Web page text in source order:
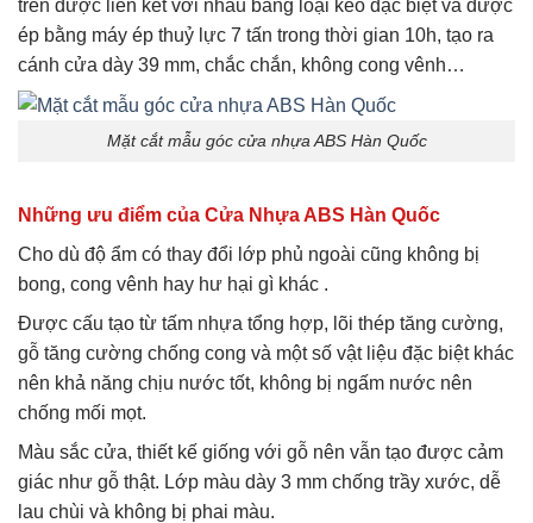
trên được liên kết với nhau bằng loại keo đặc biệt và được
ép bằng máy ép thuỷ lực 7 tấn trong thời gian 10h, tạo ra
cánh cửa dày 39 mm, chắc chắn, không cong vênh…
Mặt cắt mẫu góc cửa nhựa ABS Hàn Quốc
Những ưu điểm của Cửa Nhựa ABS Hàn Quốc
Cho dù độ ẩm có thay đổi lớp phủ ngoài cũng không bị
bong, cong vênh hay hư hại gì khác .
Được cấu tạo từ tấm nhựa tổng hợp, lõi thép tăng cường,
gỗ tăng cường chống cong và một số vật liệu đặc biệt khác
nên khả năng chịu nước tốt, không bị ngấm nước nên
chống mối mọt.
Màu sắc cửa, thiết kế giống với gỗ nên vẫn tạo được cảm
giác như gỗ thật. Lớp màu dày 3 mm chống trầy xước, dễ
lau chùi và không bị phai màu.